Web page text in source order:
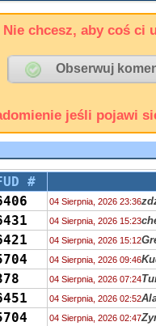
Nie chcesz, aby coś ci
jeśli pojawi
#
04 Sierpnia, 2026 23:36
04 Sierpnia, 2026 15:23
04 Sierpnia, 2026 15:12
04 Sierpnia, 2026 09:46
04 Sierpnia, 2026 07:24
04 Sierpnia, 2026 02:52
04 Sierpnia, 2026 02:47